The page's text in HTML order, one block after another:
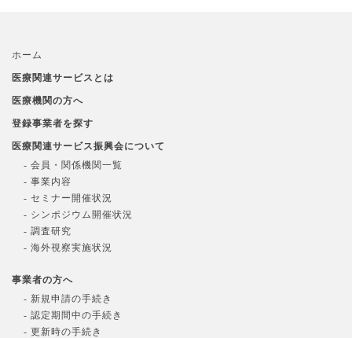
ホーム
医療関連サービスとは
医療機関の方へ
登録事業者を探す
医療関連サービス振興会について
- 会員・関係機関一覧
- 事業内容
- セミナー開催状況
- シンポジウム開催状況
- 調査研究
- 海外視察実施状況
事業者の方へ
- 新規申請の手続き
- 認定期間中の手続き
- 更新時の手続き